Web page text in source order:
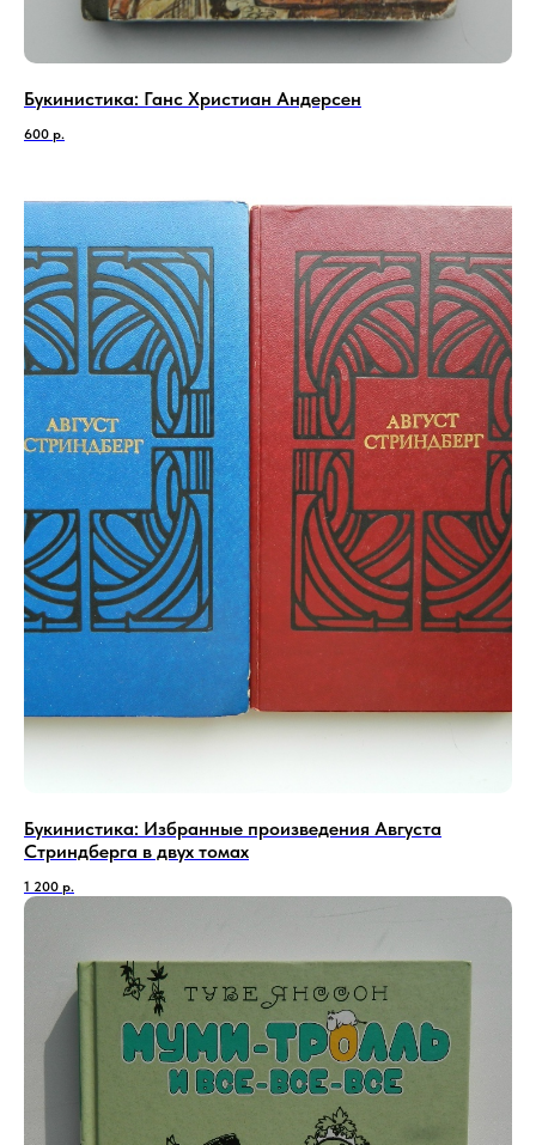
Букинистика: Ганс Христиан Андерсен
600 р.
Букинистика: Избранные произведения Августа
Стриндберга в двух томах
1 200 р.